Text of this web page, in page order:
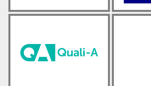
habitacionais e novas opções de
vendas quanto dos piores